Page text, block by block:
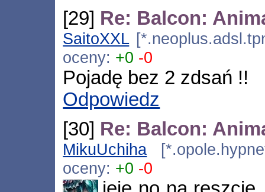
[29] Re: Balcon:
SaitoXXL
oceny: +0 -0
Pojadę bez 2 zdsań !!
Odpowiedz
[30] Re: Balcon:
MikuUchiha
oceny: +0 -0